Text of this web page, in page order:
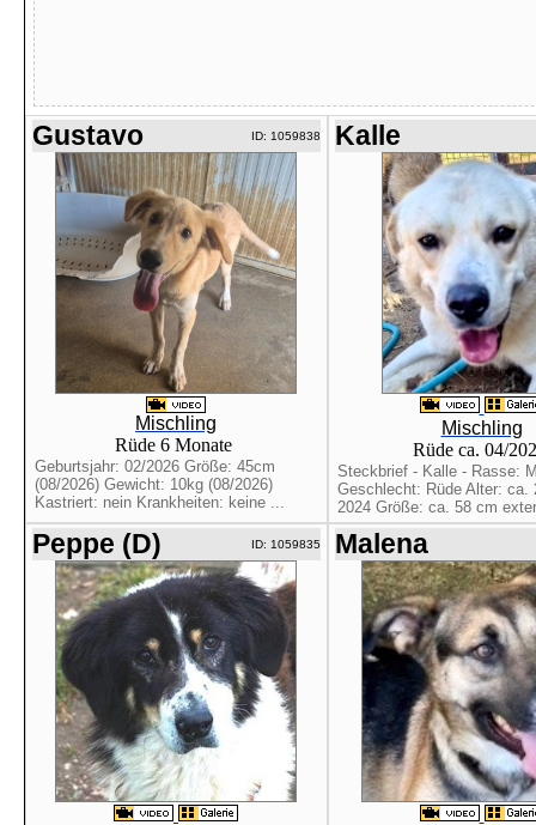
Gustavo ID: 1059838
Mischling
Rüde 6 Monate
Geburtsjahr: 02/2026 Größe: 45cm
(08/2026) Gewicht: 10kg (08/2026)
Kastriert: nein Krankheiten: keine ...
Kalle
Mischling
Rüde ca. 04/
Steckbrief - Kalle - Rasse:
Geschlecht: Rüde Alter: ca.
2024 Größe: ca. 58 cm
Peppe (D) ID: 1059835 Malena